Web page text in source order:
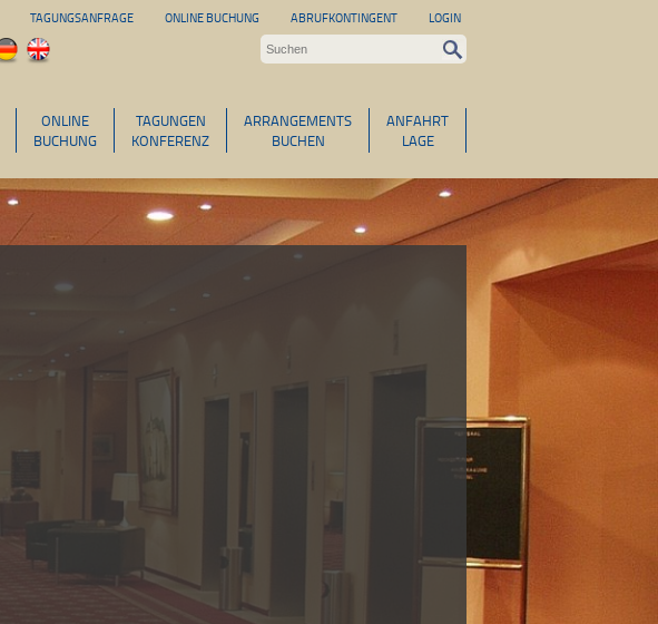
TAGUNGSANFRAGE ONLINE BUCHUNG ABRUFKONTINGENT LOGIN
ANFAHRT
LAGE
ARRANGEMENTS
BUCHEN
TAGUNGEN
KONFERENZ
ONLINE
BUCHUNG